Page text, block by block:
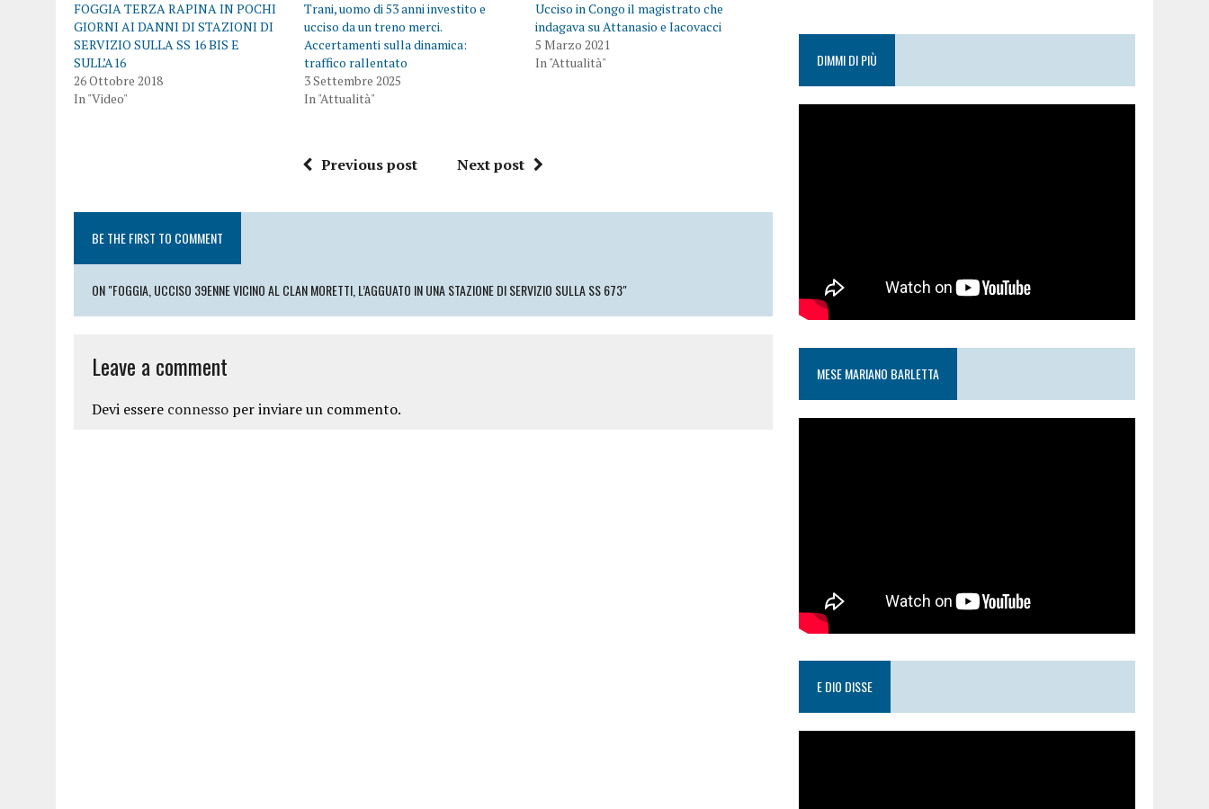
FOGGIA TERZA RAPINA IN POCHI
GIORNI AI DANNI DI STAZIONI DI
SERVIZIO SULLA SS 16 BIS E
SULL’A16
26 Ottobre 2018
In "Video"
Trani, uomo di 53 anni investito e
ucciso da un treno merci.
Accertamenti sulla dinamica:
traffico rallentato
3 Settembre 2025
In "Attualità"
Ucciso in Congo il magistrato che
indagava su Attanasio e Iacovacci
5 Marzo 2021
In "Attualità"
Previous post Next post
BE THE FIRST TO COMMENT
ON "FOGGIA, UCCISO 39ENNE VICINO AL CLAN MORETTI, L’AGGUATO IN UNA STAZIONE DI SERVIZIO SULLA SS 673"
Leave a comment
Devi essere connesso per inviare un commento.
DIMMI DI PIÙ
MESE MARIANO BARLETTA
E DIO DISSE